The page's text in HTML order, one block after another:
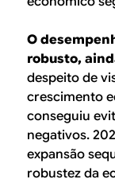
O
robusto,
despeito de
crescimento
conseguiu
negativos.
expansão
robustez da